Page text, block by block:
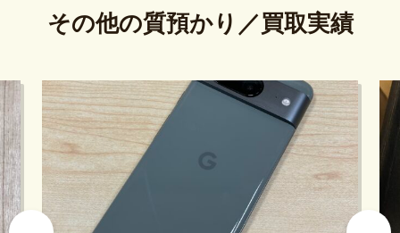
その他の質預かり／買取実績